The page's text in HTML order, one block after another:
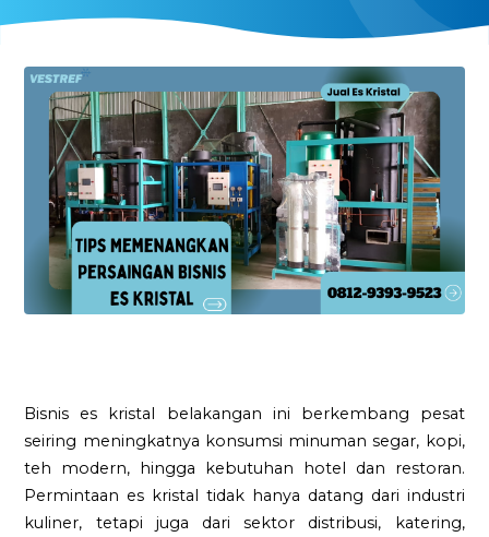
Bisnis es kristal belakangan ini berkembang pesat
seiring meningkatnya konsumsi minuman segar, kopi,
teh modern, hingga kebutuhan hotel dan restoran.
Permintaan es kristal tidak hanya datang dari industri
kuliner, tetapi juga dari sektor distribusi, katering,